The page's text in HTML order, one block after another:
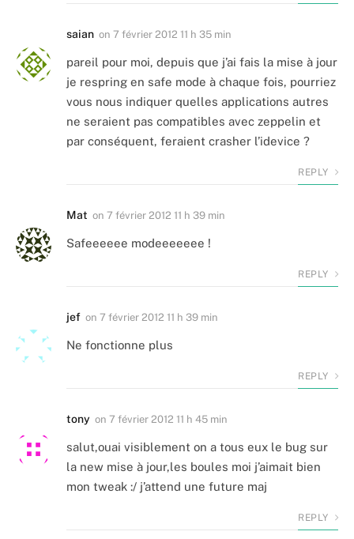
saian on 7 février 2012 11 h 35 min
pareil pour moi, depuis que j’ai fais la mise à jour
je respring en safe mode à chaque fois, pourriez
vous nous indiquer quelles applications autres
ne seraient pas compatibles avec zeppelin et
par conséquent, feraient crasher l’idevice ?
REPLY
Mat on 7 février 2012 11 h 39 min
Safeeeeee modeeeeeee !
REPLY
jef on 7 février 2012 11 h 39 min
Ne fonctionne plus
REPLY
tony on 7 février 2012 11 h 45 min
salut,ouai visiblement on a tous eux le bug sur
la new mise à jour,les boules moi j’aimait bien
mon tweak :/ j’attend une future maj
REPLY